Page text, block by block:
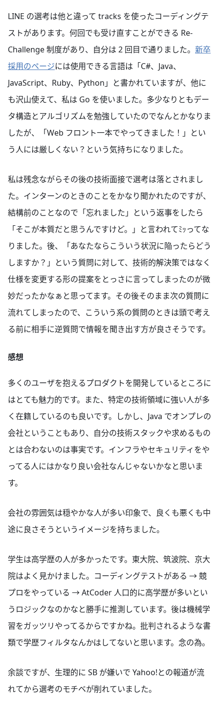
LINE の選考は他と違って tracks を使ったコーディングテ
ストがあります。何回でも受け直すことができる Re-
Challenge 制度があり、自分は 2 回目で通りました。 新卒
採用のページには使用できる言語は「C#、Java、
JavaScript、Ruby、Python」と書かれていますが、他に
も沢山使えて、私は Go を使いました。多少なりともデー
タ構造とアルゴリズムを勉強していたのでなんとかなりま
したが、「Web フロント一本でやってきました！」とい
う人には厳しくない？という気持ちになりました。
私は残念ながらその後の技術面接で選考は落とされまし
た。インターンのときのことをかなり聞かれたのですが、
結構前のことなので「忘れました」という返事をしたら
「そこが本質だと思うんですけど。」と言われてﾐｯってな
りました。後、「あなたならこういう状況に陥ったらどう
しますか？」という質問に対して、技術的解決策ではなく
仕様を変更する形の提案をとっさに言ってしまったのが微
妙だったかなぁと思ってます。その後そのまま次の質問に
流れてしまったので、こういう系の質問のときは頭で考え
る前に相手に逆質問で情報を聞き出す方が良さそうです。
感想
多くのユーザを抱えるプロダクトを開発しているところに
はとても魅力的です。また、特定の技術領域に強い人が多
く在籍しているのも良いです。しかし、Java でオンプレの
会社ということもあり、自分の技術スタックや求めるもの
とは合わないのは事実です。インフラやセキュリティをや
ってる人にはかなり良い会社なんじゃないかなと思いま
す。
会社の雰囲気は穏やかな人が多い印象で、良くも悪くも中
途に良さそうというイメージを持ちました。
学生は高学歴の人が多かったです。東大院、筑波院、京大
院はよく見かけました。コーディングテストがある → 競
プロをやっている → AtCoder 人口的に高学歴が多いとい
うロジックなのかなと勝手に推測しています。後は機械学
習をガッツリやってるからですかね。批判されるような書
類で学歴フィルタなんかはしてないと思います。念の為。
余談ですが、生理的に SB が嫌いで Yahoo!との報道が流
れてから選考のモチベが削れていました。